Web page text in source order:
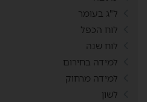
ל"ג בעומר
לוח הכפל
לוח שנה
למידה בחירום
למידה מרחוק
לשון